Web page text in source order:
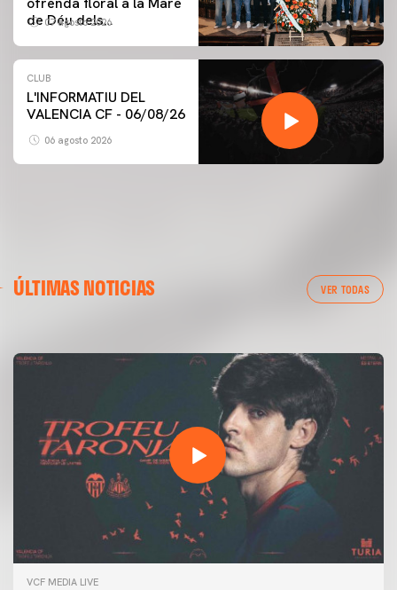
de Déu dels
07 agosto 2026
CLUB
L'INFORMATIU DEL
VALENCIA CF - 06/08/26
06 agosto 2026
ÚLTIMAS NOTICIAS VER TODAS
54ª EDICIÓN TROFEU TARONJA
VCF MEDIA LIVE